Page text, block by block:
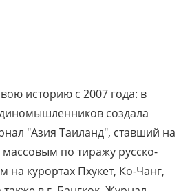
историю с 2007 года: в
создала
"Азия Таиланд", ставший на
по тиражу русско-
курортах Пхукет, Ко-Чанг,